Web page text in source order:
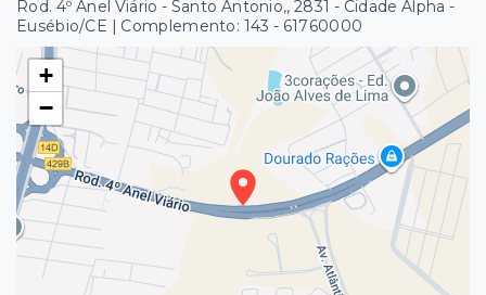
Rod. 4º Anel Viário - Santo Antonio,, 2831 - Cidade Alpha -
Eusébio/CE | Complemento: 143 - 61760000
+
−